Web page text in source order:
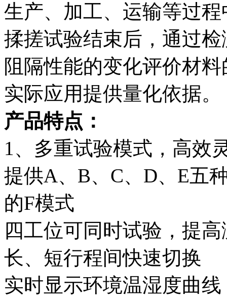
生产、加工、运输等过
揉搓试验结束后，通过
阻隔性能的变化评价材
实际应用提供量化依据。
产品特点：
1、多重试验模式，高效
提供A、B、C、D、E五
的F模式
四工位可同时试验，提
长、短行程间快速切换
实时显示环境温湿度曲